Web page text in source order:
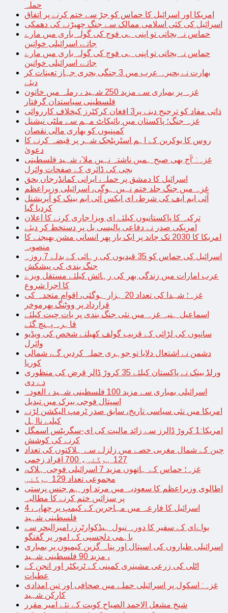
حملہ
امریکا اور اسرائیل کا حماس کو جڑ سے ختم کرنے پر اتفاق
اسرائیل کی کئی اسلامی ممالک سے جنگ چھیڑنے کی دھمکی
حماس نہ بچاتی تو اپنی ہی فوج کی گولہ باری میں مارے
جاتے، اسرائیلی خواتین
حماس نہ بچاتی تو اپنی ہی فوج کی گولہ باری میں مارے
جاتے، اسرائیلی خواتین
بھارت نے بحیرہ عرب میں 3 جنگی بحری جہاز تعینات کر
دیئے
غزہ پر بمباری سے مزید 250 شہید ، رملہ میں خاتون
فلسطینی سیاستدان گرفتار
ذاتی مفاد کو ترجیح دینے پر3 افغان کرکٹرز کیخلاف کارروائی
غزہ جنگ؛ پاکستان میں بائیکاٹ مہم سے ملٹی نیشنل
کمپنیوں کو بھاری مالی نقصان
روس کا یوکرین کے اہم اسٹریٹجک شہر پر قبضہ کرنے کا
دعویٰ
غزہ: ‘آج بھی صبح ہمیں ناشتہ نہیں ملا’، شہید فلسطینی
بچی کی ڈائری کے صفحات وائرل
اسرائیل کا دمشق پر حملہ، ایرانی کمانڈرجاں بحق
غزہ میں جنگ جلد ختم نہیں ہوگی، اسرائیلی وزیراعظم
آئی ایم ایف کی شرط، ای ایکس آئی ایم بینک کو آپریشنل
کردیا گیا
ترکیہ کا پاکستانیوں کیلئے ای ویزا جاری کرنے کا اعلان
امریکی صدر نے دفاعی پالیسی بل پر دستخط کر دیئے
امریکا کا 2030 تک چاند پر ایک بار پھر انسانی مشن بھیجنے کا
منصوبہ
اسرائیل کی حماس کو 35 قیدیوں کی رہائی کے بدلے 7 روزہ
جنگ بندی کی پیشکش
عرب امارات میں زندگی بھر کی رہائش کیلئے مستقل ویزے
کا اجرا شروع
غزہ؛ شہدا کی تعداد 20 ہزار ہوگئی، اقوام متحدہ کی
قرارداد پر ووٹنگ پھرموخر
اسماعیل ہنیہ غزہ میں نئی جنگ بندی پر بات چیت کیلئے
قاہرہ پہنچ گئے
سانپوں کی لڑائی کے قریب گولف کھیلتے شخص کی ویڈیو
وائرل
دشمن نے اشتعال دلایا تو جوہری حملہ کردیں گے، شمالی
کوریا
ورلڈ بینک نے پاکستان کیلئے 35 کروڑ ڈالر قرض کی منظوری
دے دی
اسرائیلی بمباری سے مزید 100 فلسطینی شہید ، العودہ
اسپتال فوجی بیرک میں تبدیل
امریکا میں نئی سیاسی تاریخ، سابق صدر ٹرمپ الیکشن لڑنے
کیلیے نااہل
امریکا:1 کروڑ ڈالرز سے زائد مالیت کی ای-سگریٹس اسمگل
کرنے کی کوشش
چین کے شمال مغربی حصے میں زلزلے سے ہلاکتوں کی تعداد
127 ہوگئی، 700 افراد زخمی
غزہ؛ حماس کے ہاتھوں مزید 7 اسرائیلی فوجی ہلاک،
مجموعی تعداد 129 ہوگئی
اطالوی وزیراعظم کا سعودیہ میں مرتد اور ہم جنس پرستی
پر سزائیں ختم کرنے کا مطالبہ
اسرائیل کا فارعہ میں مہاجرین کے کیمپ پر چھاپہ، 4
فلسطینی شہید
یواےای کے سفیر کا دورہ نیول ہیڈکوارٹرز، امیرالبحر سے
باہمی دلچسپی کے امور پر گفتگو
اسرائیلی طیاروں کی اسپتال اور پناہ گزین کیمپوں پر بمباری
، مزید 90 فلسطینی شہید
اٹلی کی زرعی مشینری کمپنی کے ٹریکٹر اور انجن کے
عطیات
غزہ: اسکول پر اسرائیلی حملے میں صحافی اور تین امدادی
کارکن شہید
شیخ مشعل الاحمد الصباح کویت کے نئے امیر مقرر